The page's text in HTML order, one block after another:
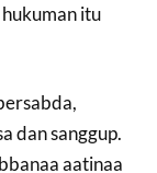
itu
dan sanggup.
aatinaa